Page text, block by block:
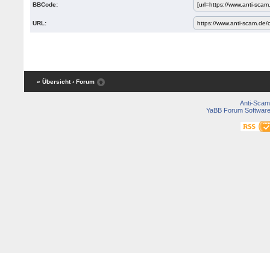
BBCode:
URL:
« Übersicht ‹ Forum
Anti-Scam
YaBB Forum Software